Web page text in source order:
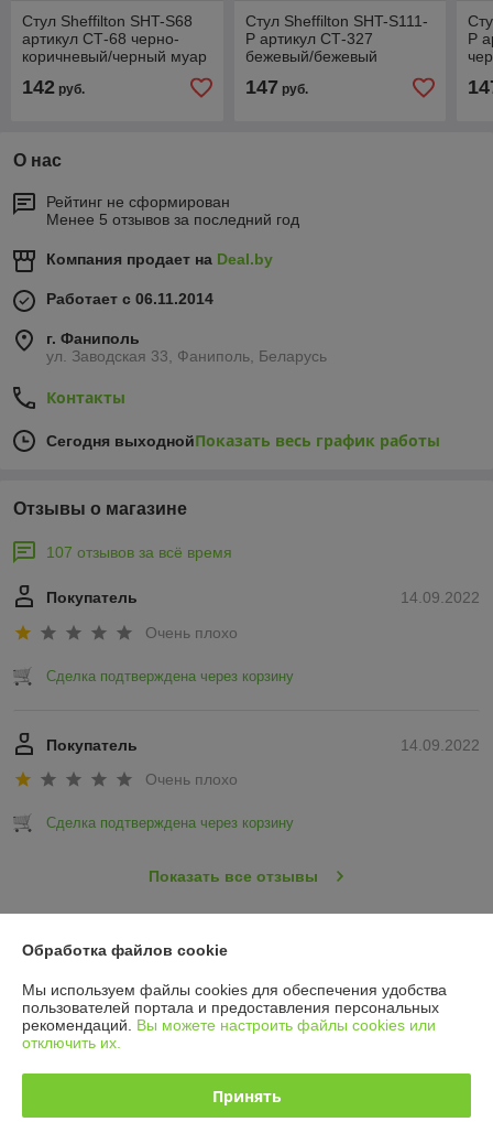
Стул Sheffilton SHT-S68
артикул СТ-68 черно-
коричневый/черный муар
142 руб.
Стул Sheffilton SHT-S111-
P артикул СТ-327
бежевый/бежевый
147 руб.
P
О нас
Рейтинг не сформирован
Менее 5 отзывов за последний год
Компания продает на Deal.by
Работает с 06.11.2014
г. Фаниполь
ул. Заводская 33, Фаниполь, Беларусь
Контакты
Сегодня выходнойПоказать весь график работы
Отзывы о магазине
107 отзывов за всё время
14.09.2022
Покупатель
Очень плохо
Сделка подтверждена через корзину
14.09.2022
Покупатель
Очень плохо
Сделка подтверждена через корзину
Показать все отзывы
О нас
Контакты
Обработка файлов cookie
Мы используем файлы cookies для обеспечения удобства
пользователей портала и предоставления персональных
рекомендаций. Вы можете настроить файлы cookies или
отключить их.
Принять